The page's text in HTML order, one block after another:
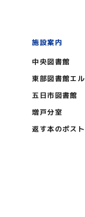
施設案内
中央図書館
東部図書館エル
五日市図書館
増戸分室
返す本のポスト